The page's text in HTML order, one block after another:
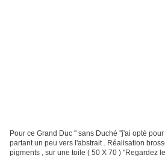
Pour ce Grand Duc '' sans Duché ''j'ai opté
partant un peu vers l'abstrait . Réalisation
pigments , sur une toile ( 50 X 70 ) ''Regardez